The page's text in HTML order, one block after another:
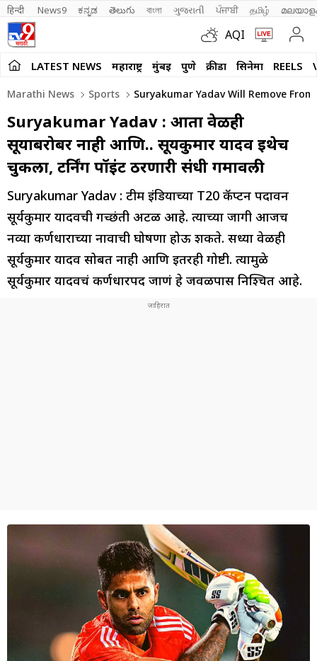
हिन्दी News9 ಕನ್ನಡ తెలుగు বাংলা ગુજરાતી ਪੰਜਾਬੀ தமிழ்
AQI
LATEST NEWS महाराष्ट्र मुंबई पुणे क्रीडा सिनेमा REELS
Marathi News Sports Suryakumar Yadav Will Remove
Suryakumar Yadav : आता वेळही
सूर्याबरोबर नाही आणि.. सूर्यकुमार यादव इथेच
चुकला, टर्निंग पॉइंट ठरणारी संधी गमावली
Suryakumar Yadav : टीम इंडियाच्या T20 कॅप्टन पदावरुन
सूर्यकुमार यादवची गच्छंती अटळ आहे. त्याच्या जागी आजच
नव्या कर्णधाराच्या नावाची घोषणा होऊ शकते. सध्या वेळही
सूर्यकुमार यादव सोबत नाही आणि इतरही गोष्टी. त्यामुळे
सूर्यकुमार यादवचं कर्णधारपद जाणं हे जवळपास निश्चित आहे.